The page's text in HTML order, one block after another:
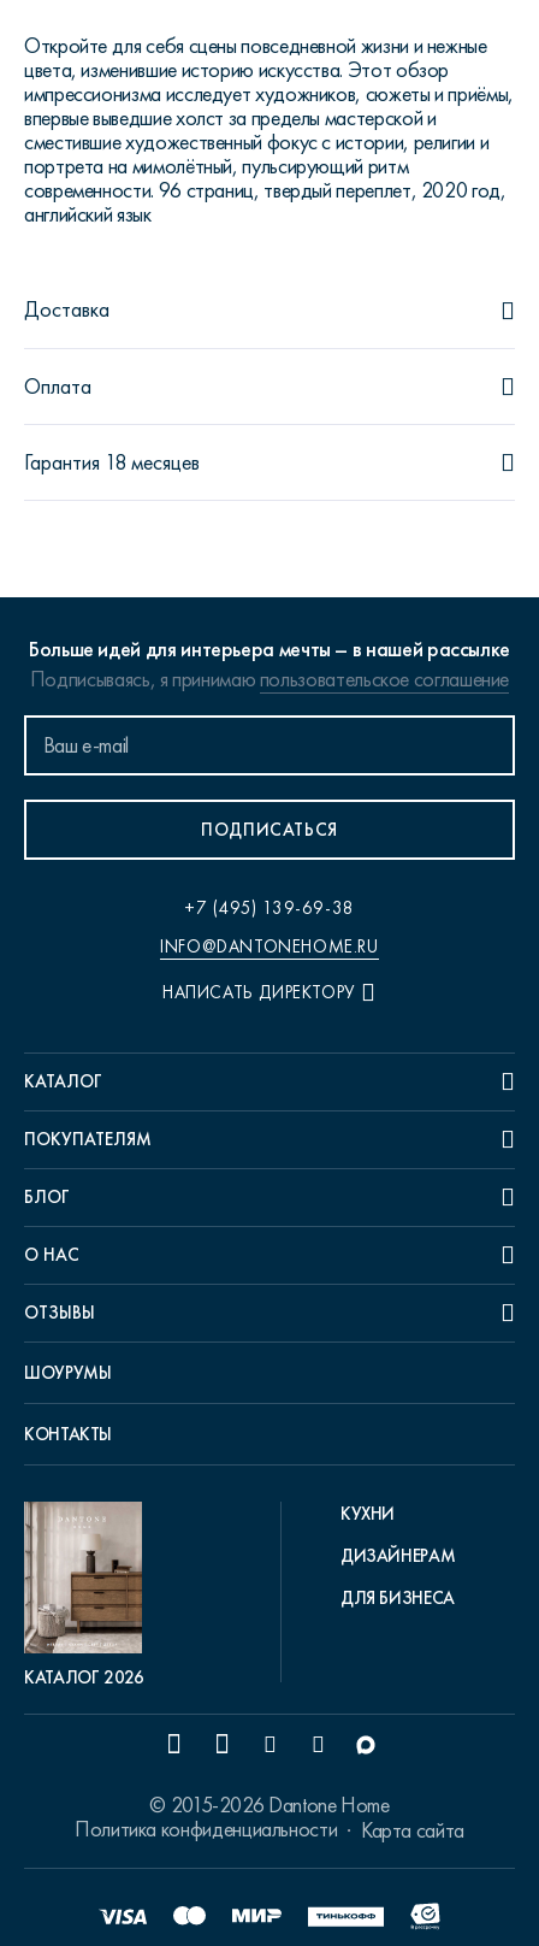
Откройте для себя сцены повседневной жизни и нежные
цвета, изменившие историю искусства. Этот обзор
импрессионизма исследует художников, сюжеты и приёмы,
впервые выведшие холст за пределы мастерской и
сместившие художественный фокус с истории, религии и
портрета на мимолётный, пульсирующий ритм
современности. 96 страниц, твердый переплет, 2020 год,
английский язык
Доставка
Оплата
Гарантия 18 месяцев
Больше идей для интерьера мечты – в нашей рассылке
Подписываясь, я принимаюпользовательское соглашение
ПОДПИСАТЬСЯ
+7 (495) 139-69-38
INFO@DANTONEHOME.RU
НАПИСАТЬ ДИРЕКТОРУ
КАТАЛОГ
ПОКУПАТЕЛЯМ
БЛОГ
О НАС
ОТЗЫВЫ
ШОУРУМЫ
КОНТАКТЫ
КАТАЛОГ 2026
КУХНИ
ДИЗАЙНЕРАМ
ДЛЯ БИЗНЕСА
© 2015-2026 Dantone Home
Политика конфиденциальности
Карта сайта